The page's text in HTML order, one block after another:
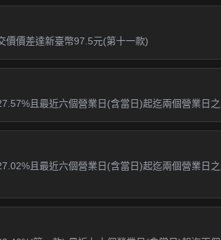
價價差達新臺幣97.5元(第十一款)
且最近六個營業日(含當日)起迄兩個營業日
且最近六個營業日(含當日)起迄兩個營業